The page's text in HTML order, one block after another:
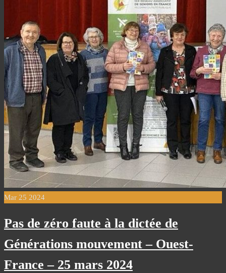
Mar 25 2024
Pas de zéro faute à la dictée de
Générations mouvement – Ouest-
France – 25 mars 2024